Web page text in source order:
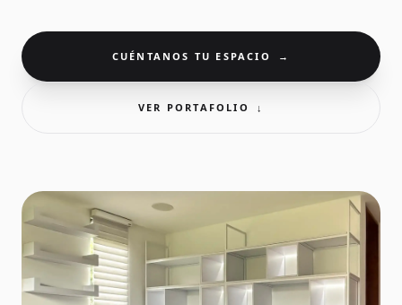
CUÉNTANOS TU ESPACIO →
VER PORTAFOLIO ↓